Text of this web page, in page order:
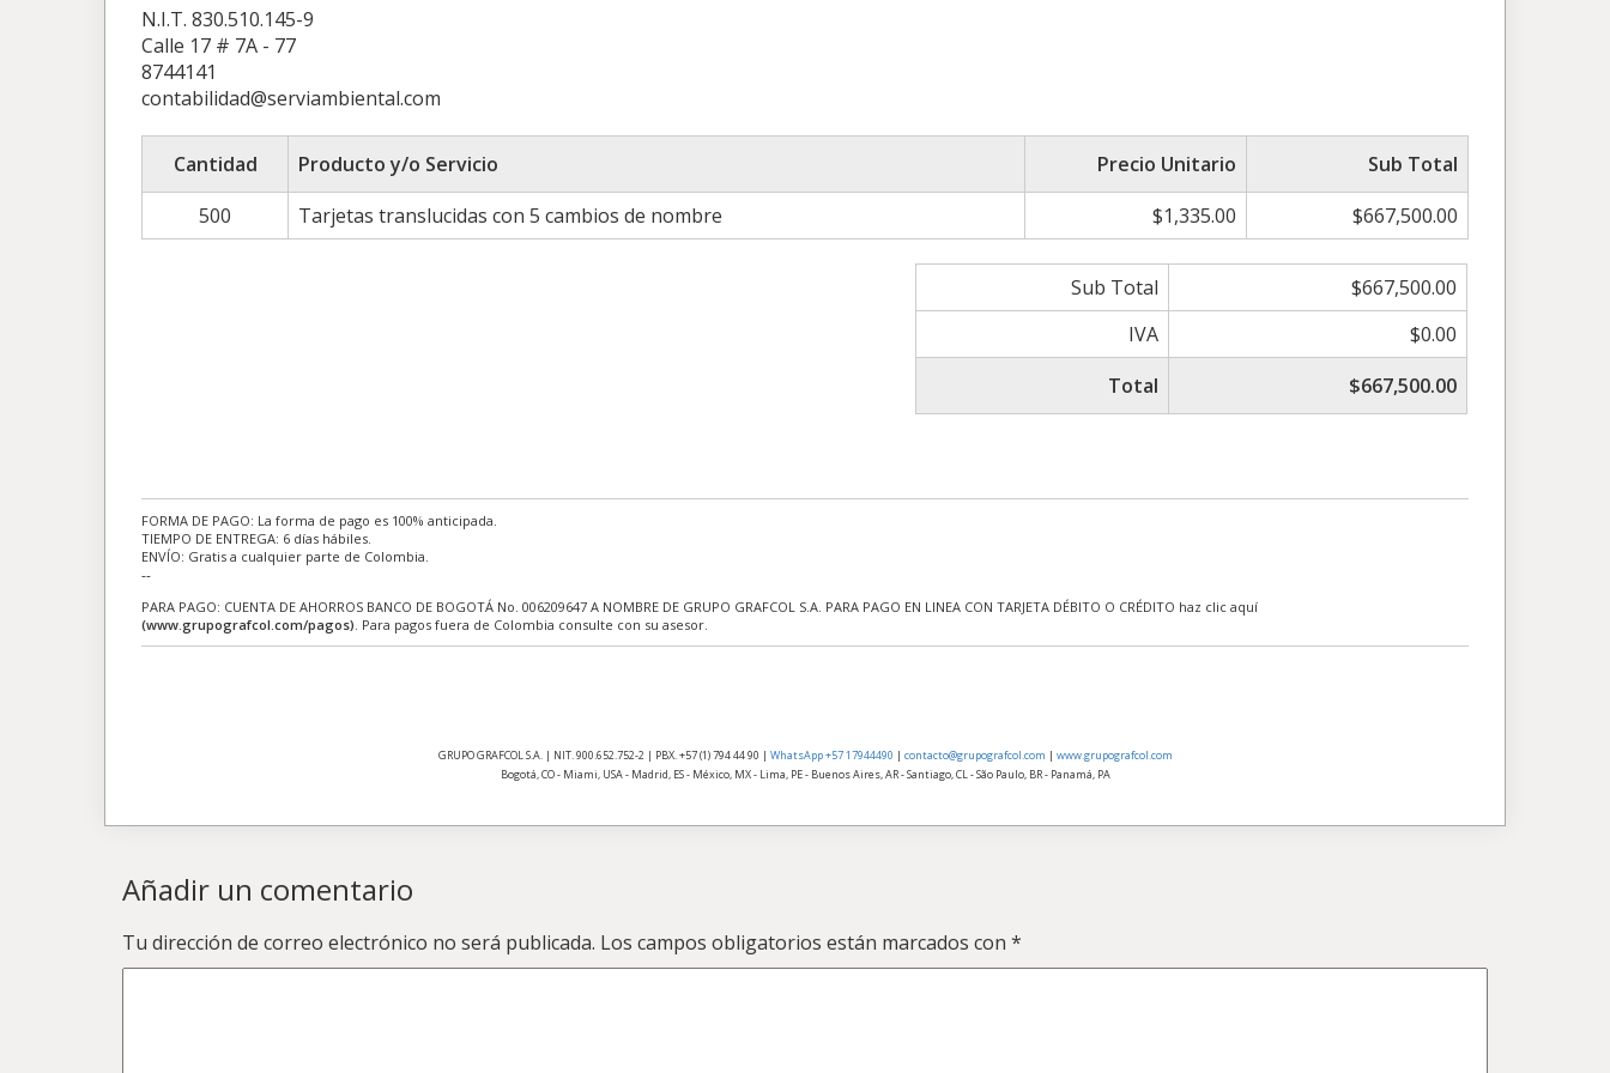
N.I.T. 830.510.145-9
Calle 17 # 7A - 77
8744141
contabilidad@serviambiental.com
Cantidad Producto y/o Servicio Precio Unitario
Sub Total
500
Tarjetas translucidas con 5 cambios de nombre $1,335.00 $667,500.00
Sub Total
$667,500.00
IVA
$0.00
Total
$667,500.00
FORMA DE PAGO: La forma de pago es 100% anticipada.
TIEMPO DE ENTREGA: 6 días hábiles.
ENVÍO: Gratis a cualquier parte de Colombia.
--
PARA PAGO: CUENTA DE AHORROS BANCO DE BOGOTÁ No. 006209647 A NOMBRE DE GRUPO GRAFCOL S.A. PARA PAGO EN LINEA CON TARJETA DÉBITO O CRÉDITO haz clic aquí
(www.grupografcol.com/pagos). Para pagos fuera de Colombia consulte con su asesor.
GRUPO GRAFCOL S.A. | NIT. 900.652.752-2 | PBX. +57 (1) 794 44 90 | WhatsApp +57 17944490 | contacto@grupografcol.com | www.grupografcol.com
Bogotá, CO - Miami, USA - Madrid, ES - México, MX - Lima, PE - Buenos Aires, AR - Santiago, CL - São Paulo, BR - Panamá, PA
Añadir un comentario
Tu dirección de correo electrónico no será publicada. Los campos obligatorios están marcados con *